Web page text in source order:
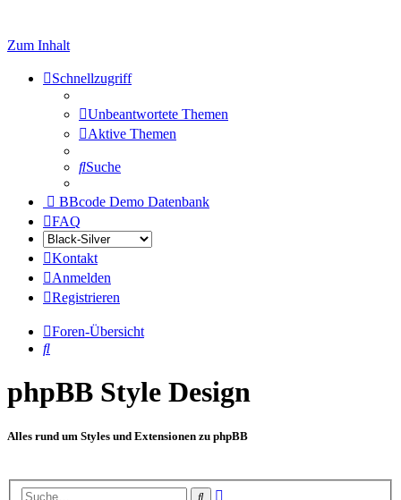
Zum Inhalt
Schnellzugriff
Unbeantwortete Themen
Aktive Themen
Suche
BBcode Demo Datenbank
FAQ
Kontakt
Anmelden
Registrieren
Foren-Übersicht
Suche
phpBB Style Design
Alles rund um Styles und Extensionen zu phpBB
Suche